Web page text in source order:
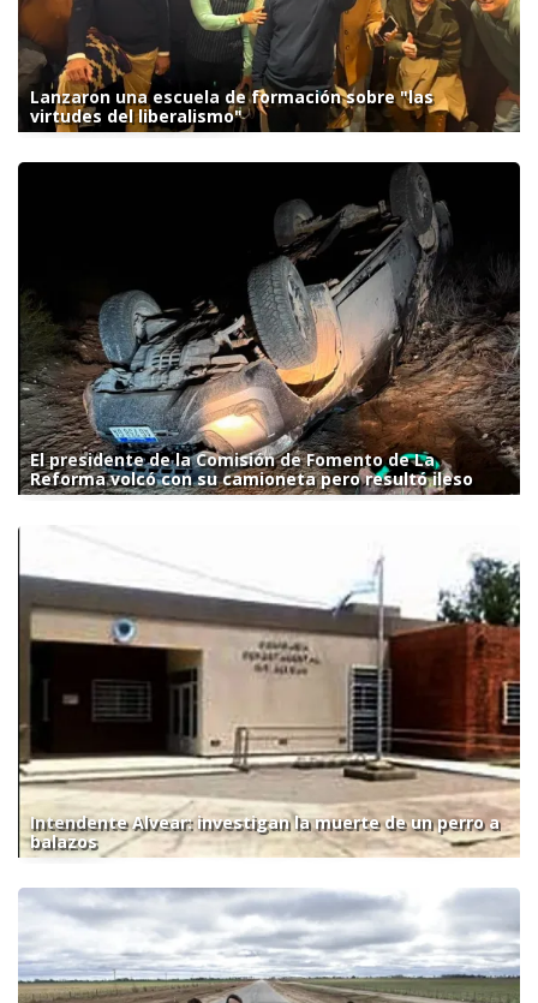
Lanzaron una escuela de formación sobre "las
virtudes del liberalismo"
El presidente de la Comisión de Fomento de La
Reforma volcó con su camioneta pero resultó ileso
Intendente Alvear: investigan la muerte de un perro a
balazos